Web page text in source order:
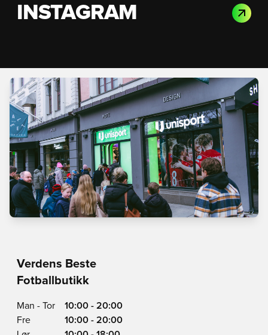
INSTAGRAM
Verdens Beste
Fotballbutikk
Man - Tor
10:00 - 20:00
Fre
10:00 - 20:00